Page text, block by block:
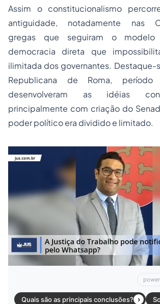
Assim o constitucionalismo
antiguidade, notadamente nas
gregas que seguiram o modelo
democracia direta que
ilimitada dos governantes. Destaque-
Republicana de Roma,
desenvolveram as idéias
principalmente com criação do
poder político era dividido e limitado.